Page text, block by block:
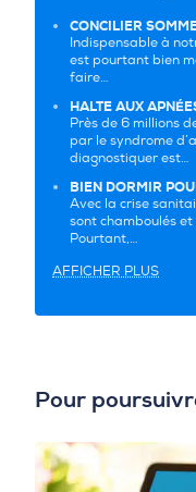
CONCILIER
Indispensable à
est pourtant bien
faire…
HALTE AUX
Près de 6 millions
par le syndrome
diagnostiquer est…
BIEN DORMIR
Avec la crise
sont chamboulés
Pourtant,…
AFFICHER PLUS
Pour